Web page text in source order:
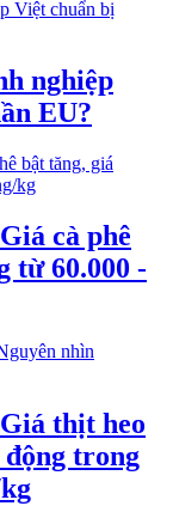
nghiệp
EU?
cà phê
từ 60.000 -
thịt heo
trong